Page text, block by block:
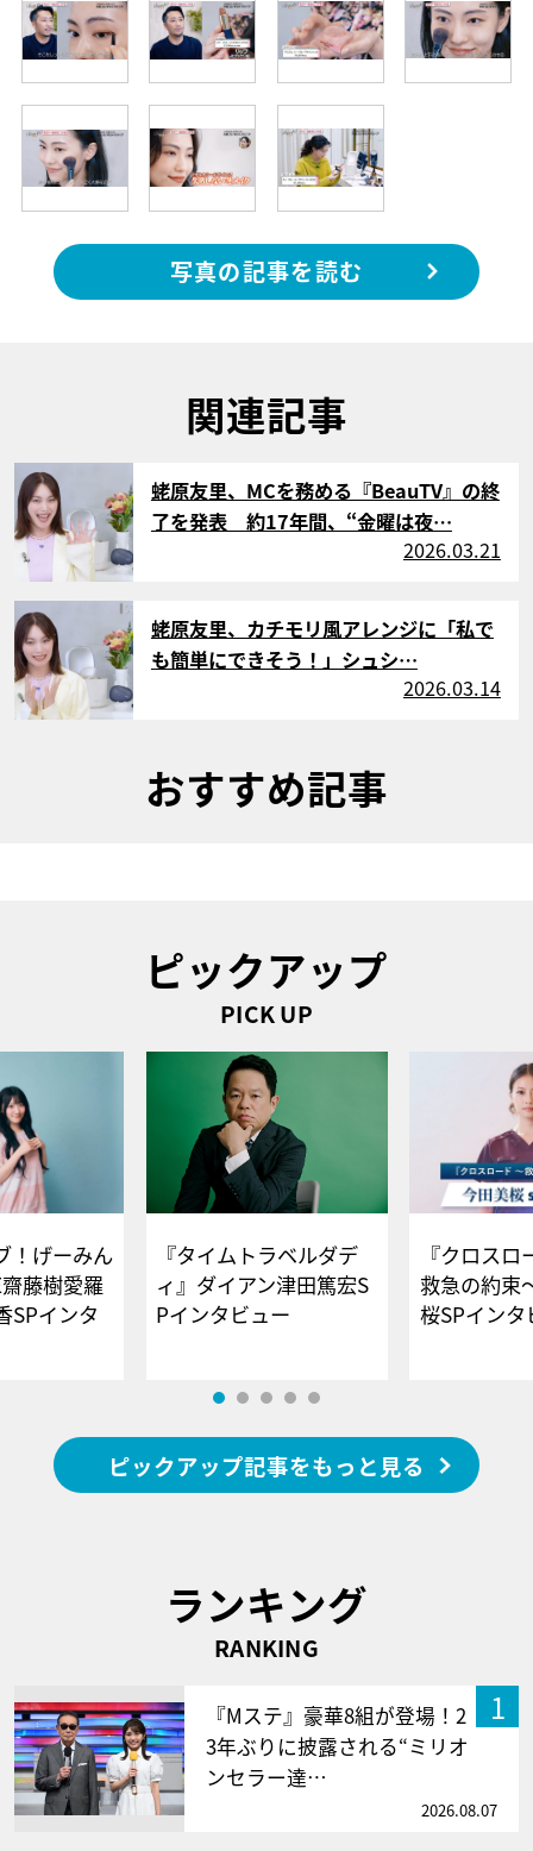
写真の記事を読む
関連記事
サムネイル
蛯原友里、MCを務める『BeauTV』の終
了を発表 約17年間、“金曜は夜…
2026.03.21
サムネイル
蛯原友里、カチモリ風アレンジに「私で
も簡単にできそう！」シュシ…
2026.03.14
おすすめ記事
ピックアップ
PICK UP
！げーみん
藤樹愛羅
SPインタ
『タイムトラベルダデ
ィ』ダイアン津田篤宏S
Pインタビュー
『クロス
救急の約束
桜SPイ
ピックアップ記事をもっと見る
ランキング
RANKING
1
『Mステ』豪華8組が登場！2
3年ぶりに披露される“ミリオ
ンセラー達…
2026.08.07